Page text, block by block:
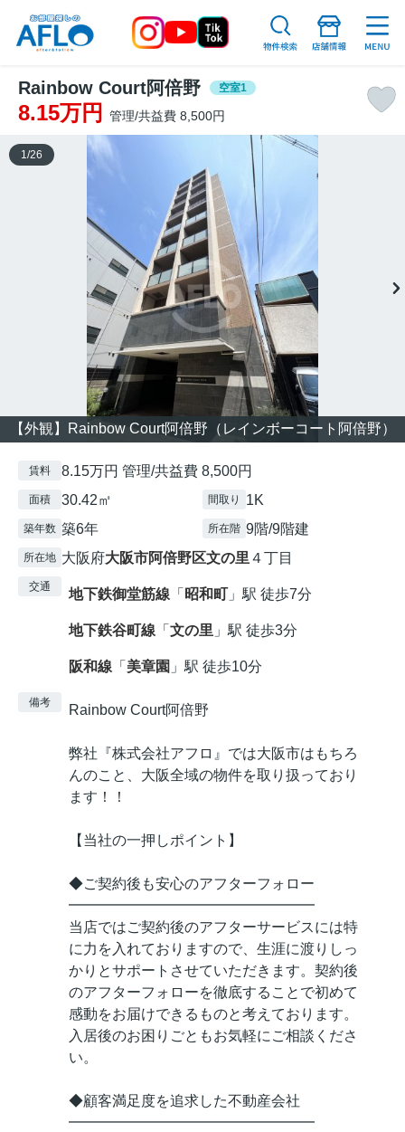
Rainbow Court阿倍野 空室1
8.15万円 管理/共益費 8,500円
【外観】Rainbow Court阿倍野（レインボーコート阿倍野）
1 /26
賃料 8.15万円 管理/共益費 8,500円
面積 30.42㎡ 間取り 1K
築年数 築6年 所在階 9階/9階建
所在地 大阪府大阪市阿倍野区文の里 ４丁目
交通 地下鉄御堂筋線 「 昭和町 」駅 徒歩7分
地下鉄谷町線 「 文の里 」駅 徒歩3分
阪和線 「 美章園 」駅 徒歩10分
備考 Rainbow Court阿倍野
弊社『株式会社アフロ』では大阪市はもちろ
んのこと、大阪全域の物件を取り扱っており
ます！！
【当社の一押しポイント】
◆ご契約後も安心のアフターフォロー
━━━━━━━━━━━━━━━━━
当店ではご契約後のアフターサービスには特
に力を入れておりますので、生涯に渡りしっ
かりとサポートさせていただきます。契約後
のアフターフォローを徹底することで初めて
感動をお届けできるものと考えております。
入居後のお困りごともお気軽にご相談くださ
い。
◆顧客満足度を追求した不動産会社
━━━━━━━━━━━━━━━━━